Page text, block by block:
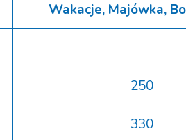
Wakacje, Majówka,
250
330